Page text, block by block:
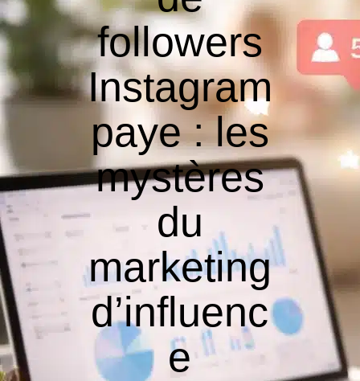
followers
Instagram
paye : les
mystères
du
marketing
d’influenc
e